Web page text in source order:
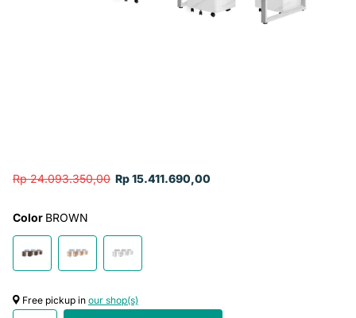
Rp 24.093.350,00 Rp 15.411.690,00
Color BROWN
Free pickup in our shop(s)